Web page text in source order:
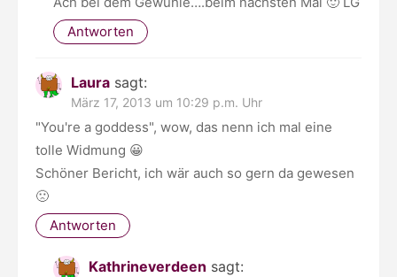
Antworten
Laura sagt:
März 17, 2013 um 10:29 p.m. Uhr
"You're a goddess", wow, das nenn ich mal eine
tolle Widmung 😀
Schöner Bericht, ich wär auch so gern da gewesen
🙁
Antworten
Kathrineverdeen sagt: